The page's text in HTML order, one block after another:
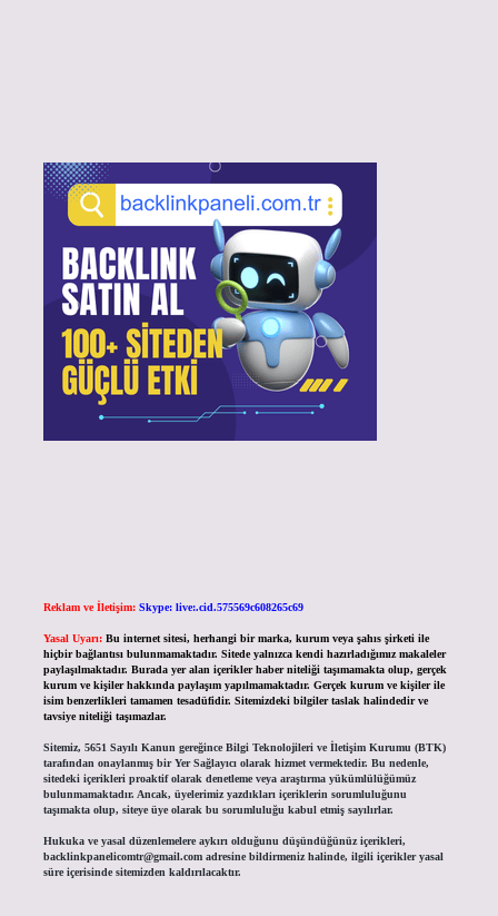
Reklam ve İletişim: Skype: live:.cid.575569c608265c69
Yasal Uyarı: Bu internet sitesi, herhangi bir marka, kurum veya şahıs şirketi ile
hiçbir bağlantısı bulunmamaktadır. Sitede yalnızca kendi hazırladığımız makaleler
paylaşılmaktadır. Burada yer alan içerikler haber niteliği taşımamakta olup, gerçek
kurum ve kişiler hakkında paylaşım yapılmamaktadır. Gerçek kurum ve kişiler ile
isim benzerlikleri tamamen tesadüfidir. Sitemizdeki bilgiler taslak halindedir ve
tavsiye niteliği taşımazlar.
Sitemiz, 5651 Sayılı Kanun gereğince Bilgi Teknolojileri ve İletişim Kurumu (BTK)
tarafından onaylanmış bir Yer Sağlayıcı olarak hizmet vermektedir. Bu nedenle,
sitedeki içerikleri proaktif olarak denetleme veya araştırma yükümlülüğümüz
bulunmamaktadır. Ancak, üyelerimiz yazdıkları içeriklerin sorumluluğunu
taşımakta olup, siteye üye olarak bu sorumluluğu kabul etmiş sayılırlar.
Hukuka ve yasal düzenlemelere aykırı olduğunu düşündüğünüz içerikleri,
backlinkpanelicomtr@gmail.comadresine bildirmeniz halinde, ilgili içerikler yasal
süre içerisinde sitemizden kaldırılacaktır.